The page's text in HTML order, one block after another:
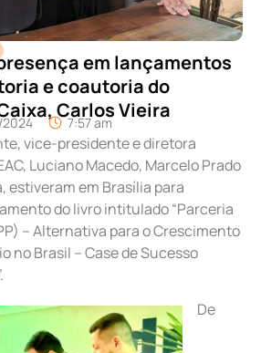
em lançamentos
e coautoria do
Carlos Vieira
7:57 am
vice-presidente e diretora
Luciano Macedo, Marcelo Prado
estiveram em Brasília para
do livro intitulado “Parceria
– Alternativa para o Crescimento
no Brasil – Case de Sucesso
De